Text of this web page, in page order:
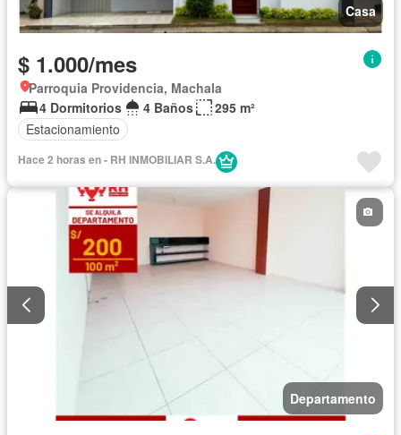
Casa
$ 1.000/mes
Parroquia Providencia, Machala
4 Dormitorios
4 Baños
295 m²
Estacionamiento
Hace 2 horas en - RH INMOBILIAR S.A.
Departamento